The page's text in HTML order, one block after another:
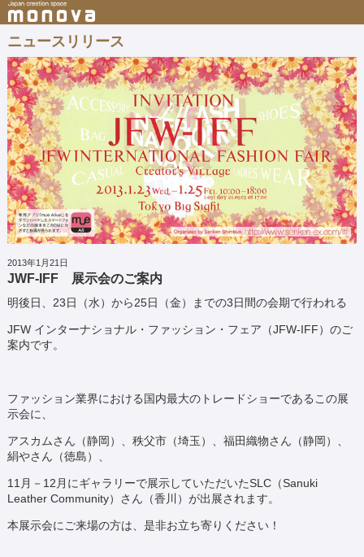
ニュースリリース
2013年1月21日
JWF-IFF 展示会のご案内
明後日、23日（水）から25日（金）までの3日間の会期で行われる
JFW インターナショナル・ファッション・フェア（JFW-IFF）のご
案内です。
ファッション業界における国内最大のトレードショーであるこの展
示会に、
アスカムさん（静岡）、秩父市（埼玉）、福田織物さん（静岡）、
絹やさん（徳島）、
11月－12月にギャラリーで展示していただいたSLC（Sanuki
Leather Community）さん（香川）が出展されます。
本展示会にご来場の方は、是非お立ち寄りください！